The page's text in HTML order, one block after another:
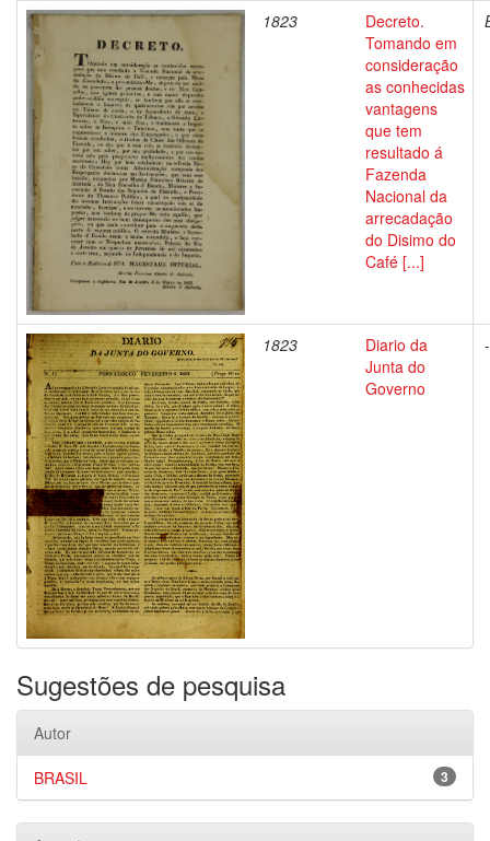
1823
Decreto.
Tomando em
consideração
as conhecidas
vantagens
que tem
resultado á
Fazenda
Nacional da
arrecadação
do Disimo do
Café [...]
1823
Diario da
Junta do
Governo
-
Sugestões de pesquisa
Autor
3
BRASIL